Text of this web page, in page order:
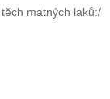
matných laků:/